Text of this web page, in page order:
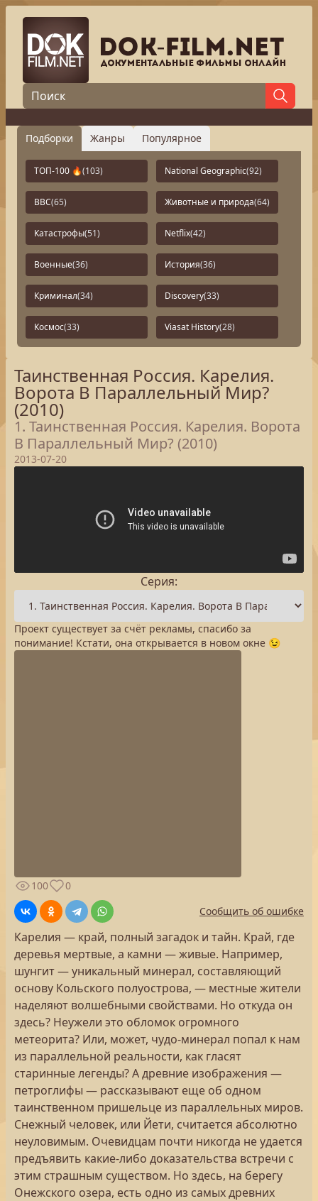
Подборки Жанры Популярное
ТОП-100 🔥(103) National Geographic(92)
BBC(65) Животные и природа(64)
Катастрофы(51) Netflix(42)
Военные(36) История(36)
Криминал(34) Discovery(33)
Космос(33) Viasat History(28)
Таинственная Россия. Карелия.
Ворота В Параллельный Мир?
(2010)
1. Таинственная Россия. Карелия. Ворота
В Параллельный Мир? (2010)
2013-07-20
Серия:
Проект существует за счёт рекламы, спасибо за
понимание! Кстати, она открывается в новом окне 😉
100
0
Сообщить об ошибке
Карелия — край, полный загадок и тайн. Край, где
деревья мертвые, а камни — живые. Например,
шунгит — уникальный минерал, составляющий
основу Кольского полуострова, — местные жители
наделяют волшебными свойствами. Но откуда он
здесь? Неужели это обломок огромного
метеорита? Или, может, чудо-минерал попал к нам
из параллельной реальности, как гласят
старинные легенды? А древние изображения —
петроглифы — рассказывают еще об одном
таинственном пришельце из параллельных миров.
Снежный человек, или Йети, считается абсолютно
неуловимым. Очевидцам почти никогда не удается
предъявить какие-либо доказательства встречи с
этим страшным существом. Но здесь, на берегу
Онежского озера, есть одно из самых древних